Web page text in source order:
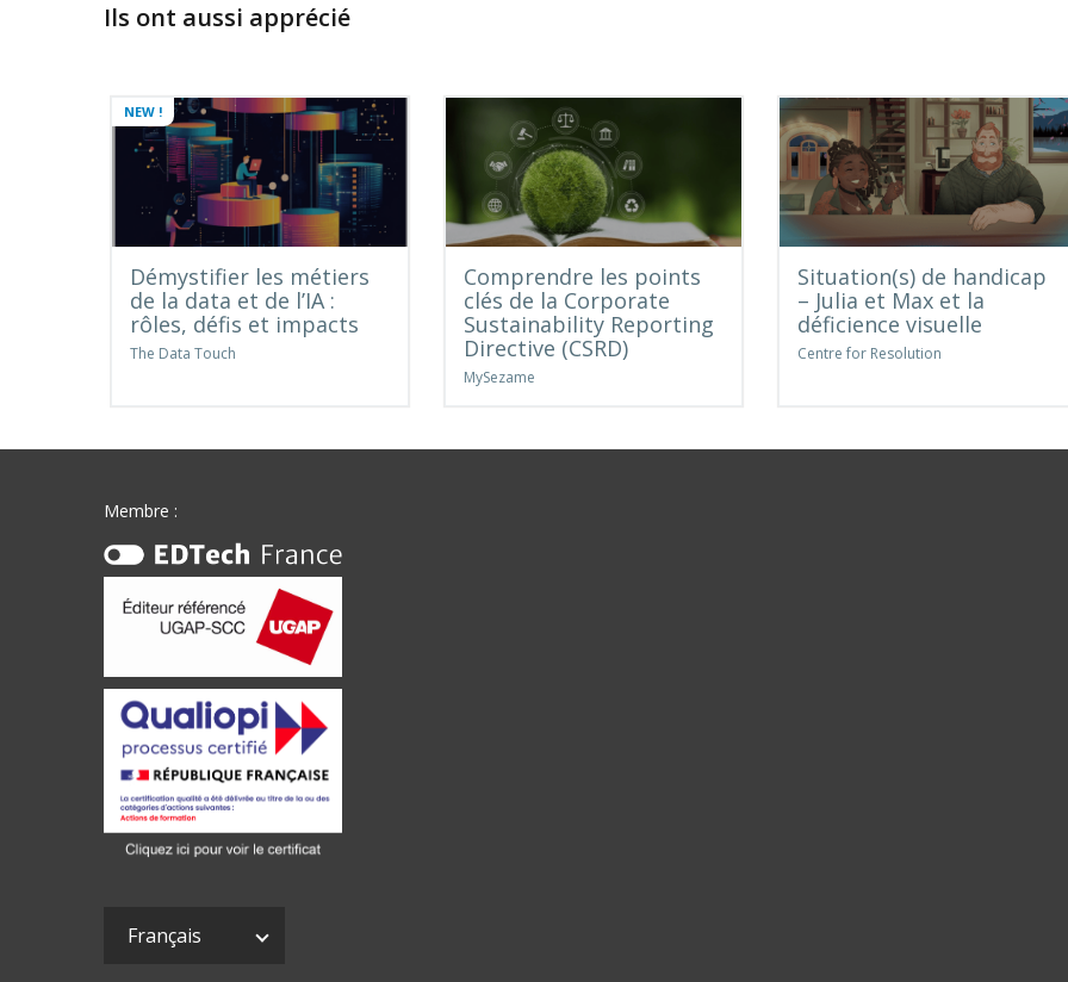
Ils ont aussi apprécié
NEW !
Démystifier les métiers
de la data et de l’IA :
rôles, défis et impacts
The Data Touch
Comprendre les points
clés de la Corporate
Sustainability Reporting
Directive (CSRD)
MySezame
Situation(s) de handicap
– Julia et Max et la
déficience visuelle
Centre for Resolution
Membre :